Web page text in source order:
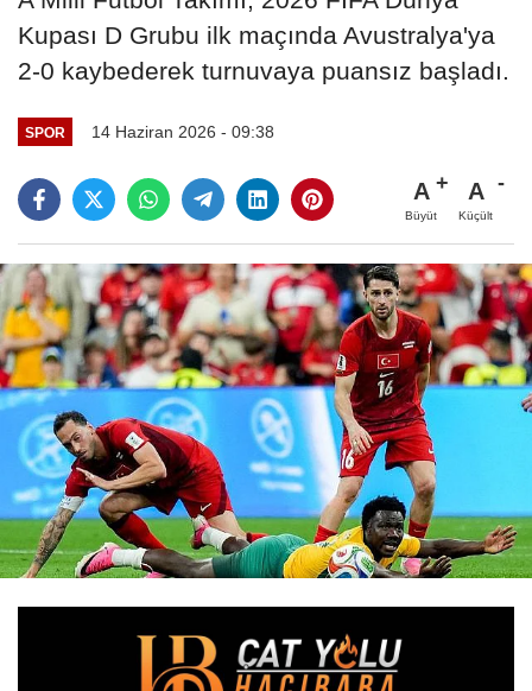
Kupası D Grubu ilk maçında Avustralya'ya
2-0 kaybederek turnuvaya puansız başladı.
SPOR 14 Haziran 2026 - 09:38
A
Büyüt
A
Küçült